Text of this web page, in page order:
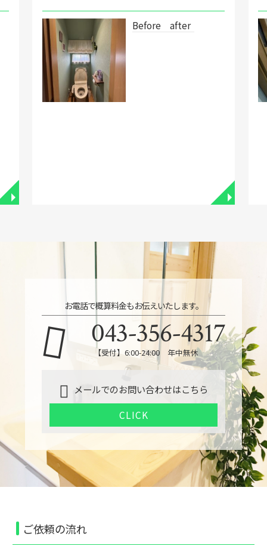
◥
Before after
◥
お電話で概算料金もお伝えいたします。
043-356-4317
【受付】6:00-24:00 年中無休
メールでのお問い合わせはこちら
CLICK
ご依頼の流れ